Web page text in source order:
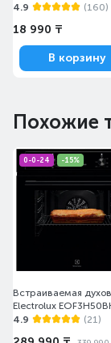
4.9
(160)
18 990 ₸
В корзину
Похожие
0-0-24 -15%
Встраиваемая
Electrolux
4.9
(21)